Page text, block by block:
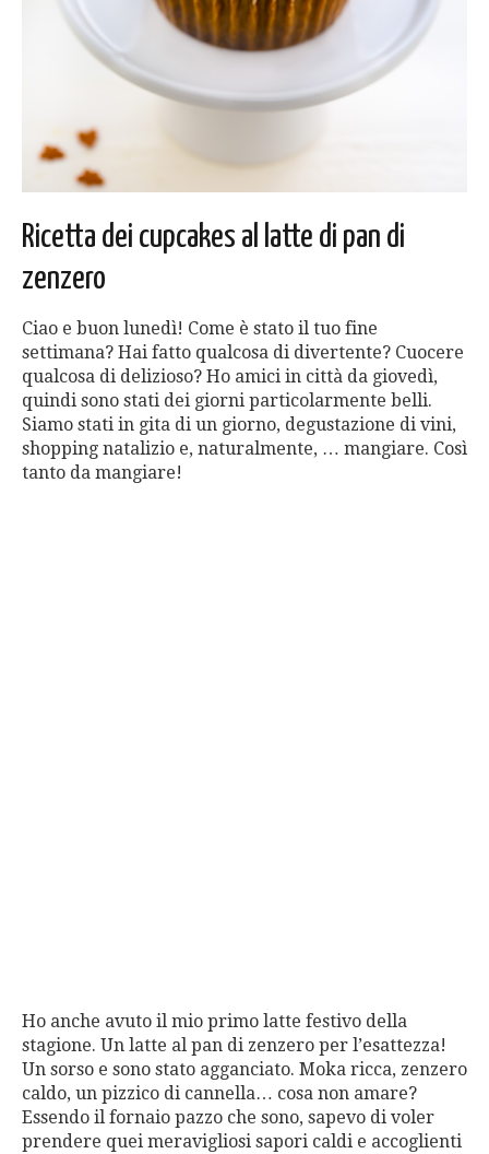
Ricetta dei cupcakes al latte di pan di
zenzero
Ciao e buon lunedì! Come è stato il tuo fine
settimana? Hai fatto qualcosa di divertente? Cuocere
qualcosa di delizioso? Ho amici in città da giovedì,
quindi sono stati dei giorni particolarmente belli.
Siamo stati in gita di un giorno, degustazione di vini,
shopping natalizio e, naturalmente, … mangiare. Così
tanto da mangiare!
Ho anche avuto il mio primo latte festivo della
stagione. Un latte al pan di zenzero per l’esattezza!
Un sorso e sono stato agganciato. Moka ricca, zenzero
caldo, un pizzico di cannella… cosa non amare?
Essendo il fornaio pazzo che sono, sapevo di voler
prendere quei meravigliosi sapori caldi e accoglienti